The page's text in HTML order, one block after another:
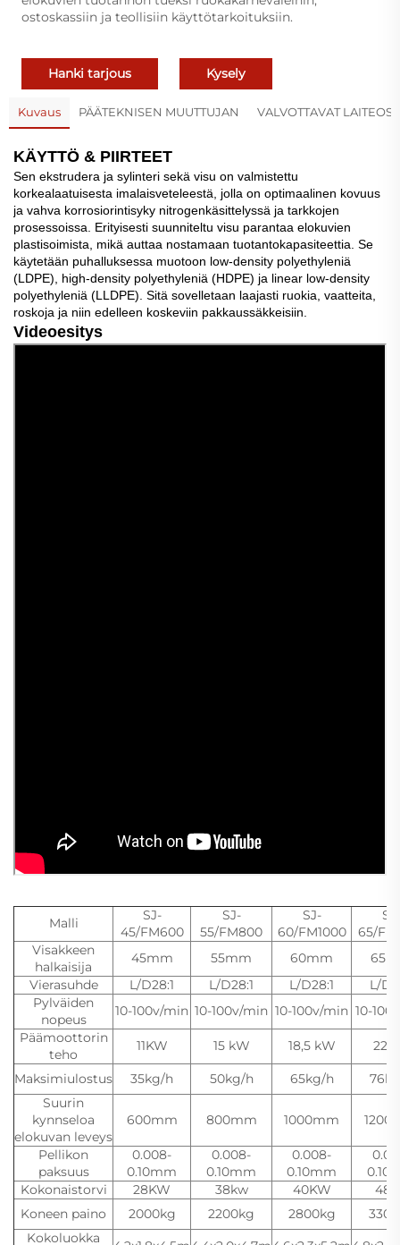
ostoskassiin ja teollisiin käyttötarkoituksiin.
Hanki tarjous Kysely
Kuvaus PÄÄTEKNISEN MUUTTUJAN VALVOTTAVAT
KÄYTTÖ & PIIRTEET
Sen ekstrudera ja sylinteri sekä visu on valmistettu
korkealaatuisesta imalaisveteleestä, jolla on optimaalinen kovuus
ja vahva korrosiorintisyky nitrogenkäsittelyssä ja tarkkojen
prosessoissa. Erityisesti suunniteltu visu parantaa elokuvien
plastisoimista, mikä auttaa nostamaan tuotantokapasiteettia. Se
käytetään puhalluksessa muotoon low-density polyethyleniä
(LDPE), high-density polyethyleniä (HDPE) ja linear low-density
polyethyleniä (LLDPE). Sitä sovelletaan laajasti ruokia, vaatteita,
roskoja ja niin edelleen koskeviin pakkaussäkkeisiin.
Videoesitys
Malli
SJ-
45/FM600
SJ-
55/FM800
SJ-
60/FM1000
SJ-
65/
Visakkeen
halkaisija
45mm 55mm 60mm
Vierasuhde
L/D28:1 L/D28:1 L/D28:1
L/
Pylväiden
nopeus
10-100v/min 10-100v/min 10-100v/min 10-
Päämoottorin
teho
11KW 15 kW 18,5 kW
Maksimiulostus 35kg/h 50kg/h 65kg/h
Suurin
kynnseloa
elokuvan leveys
600mm 800mm 1000mm
Pellikon
paksuus
0.008-
0.10mm
0.008-
0.10mm
0.008-
0.10mm
Kokonaistorvi
28KW 38kw 40KW
Koneen paino
2000kg 2200kg 2800kg
Kokoluokka